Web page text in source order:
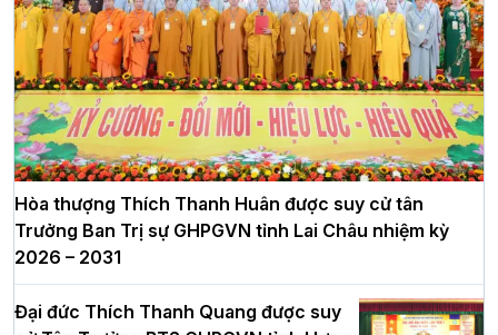
Hòa thượng Thích Thanh Huân được suy cử tân
Trưởng Ban Trị sự GHPGVN tỉnh Lai Châu nhiệm kỳ
2026 – 2031
Đại đức Thích Thanh Quang được suy